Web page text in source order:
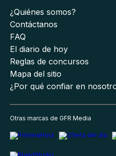
¿Quiénes somos?
Contáctanos
FAQ
El diario de hoy
Reglas de concursos
Mapa del sitio
¿Por qué confiar en
Otras marcas de GFR Media